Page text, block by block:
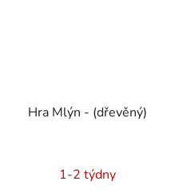
Hra Mlýn - (dřevěný)
1-2 týdny